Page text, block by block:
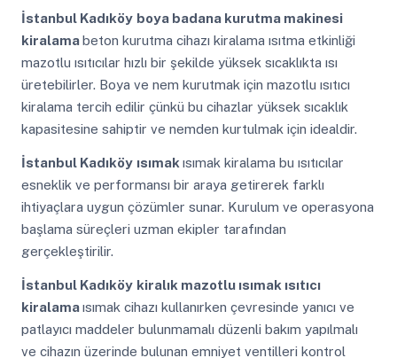
İstanbul Kadıköy boya badana kurutma makinesi
kiralamabeton kurutma cihazı kiralama ısıtma etkinliği
mazotlu ısıtıcılar hızlı bir şekilde yüksek sıcaklıkta ısı
üretebilirler. Boya ve nem kurutmak için mazotlu ısıtıcı
kiralama tercih edilir çünkü bu cihazlar yüksek sıcaklık
kapasitesine sahiptir ve nemden kurtulmak için idealdir.
İstanbul Kadıköy ısımak ısımak kiralama bu ısıtıcılar
esneklik ve performansı bir araya getirerek farklı
ihtiyaçlara uygun çözümler sunar. Kurulum ve operasyona
başlama süreçleri uzman ekipler tarafından
gerçekleştirilir.
İstanbul Kadıköy kiralık mazotlu ısımak ısıtıcı
kiralamaısımak cihazı kullanırken çevresinde yanıcı ve
patlayıcı maddeler bulunmamalı düzenli bakım yapılmalı
ve cihazın üzerinde bulunan emniyet ventilleri kontrol